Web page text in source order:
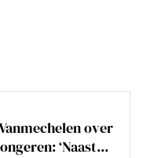
over
‘Naast...